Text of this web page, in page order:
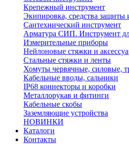
Крепежный инструмент
Экипировка, средства защиты
Сантехнический инструмент
Арматура СИП. Инструмент
Измерительные приборы
Нейлоновые стяжки и
Стальные стяжки и ленты
Хомуты червячные, силовые,
Кабельные вводы, сальники
IP68 коннекторы и коробки
Металлорукав и фитинги
Кабельные скобы
Заземляющие устройства
НОВИНКИ
Каталоги
Контакты